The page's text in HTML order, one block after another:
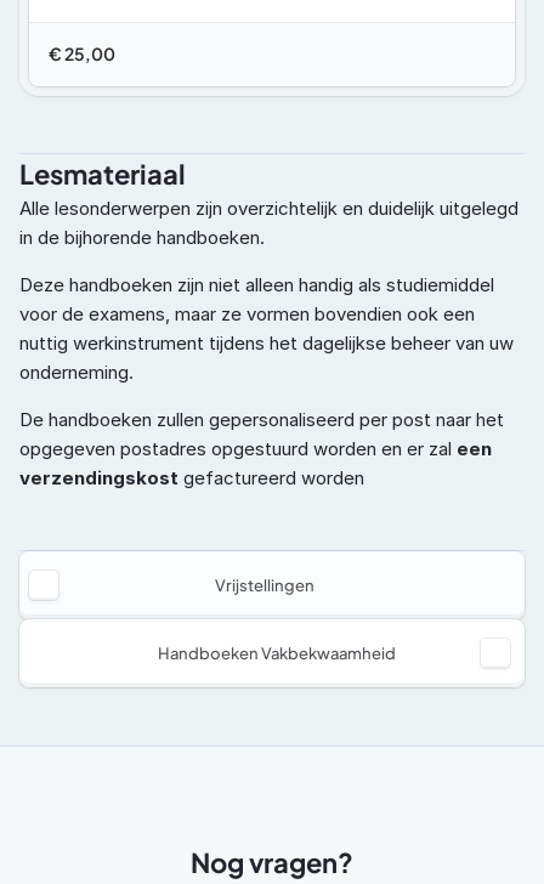
€ 25,00
Lesmateriaal
Alle lesonderwerpen zijn overzichtelijk en duidelijk uitgelegd
in de bijhorende handboeken.
Deze handboeken zijn niet alleen handig als studiemiddel
voor de examens, maar ze vormen bovendien ook een
nuttig werkinstrument tijdens het dagelijkse beheer van uw
onderneming.
De handboeken zullen gepersonaliseerd per post naar het
opgegeven postadres opgestuurd worden en er zal een
verzendingskost gefactureerd worden
Vrijstellingen
Handboeken Vakbekwaamheid
Nog vragen?